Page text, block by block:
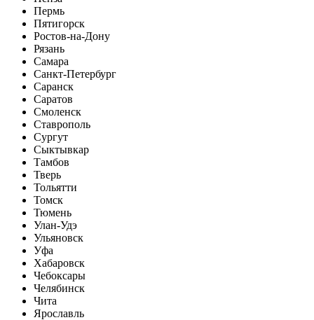
Пермь
Пятигорск
Ростов-на-Дону
Рязань
Самара
Санкт-Петербург
Саранск
Саратов
Смоленск
Ставрополь
Сургут
Сыктывкар
Тамбов
Тверь
Тольятти
Томск
Тюмень
Улан-Удэ
Ульяновск
Уфа
Хабаровск
Чебоксары
Челябинск
Чита
Ярославль